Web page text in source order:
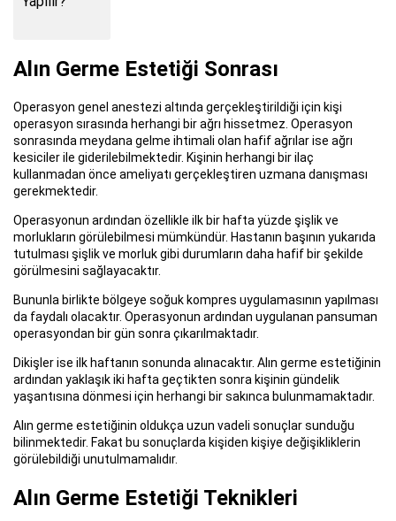
Alın Germe Estetiği Sonrası
Operasyon genel anestezi altında gerçekleştirildiği için kişi
operasyon sırasında herhangi bir ağrı hissetmez. Operasyon
sonrasında meydana gelme ihtimali olan hafif ağrılar ise ağrı
kesiciler ile giderilebilmektedir. Kişinin herhangi bir ilaç
kullanmadan önce ameliyatı gerçekleştiren uzmana danışması
gerekmektedir.
Operasyonun ardından özellikle ilk bir hafta yüzde şişlik ve
morlukların görülebilmesi mümkündür. Hastanın başının yukarıda
tutulması şişlik ve morluk gibi durumların daha hafif bir şekilde
görülmesini sağlayacaktır.
Bununla birlikte bölgeye soğuk kompres uygulamasının yapılması
da faydalı olacaktır. Operasyonun ardından uygulanan pansuman
operasyondan bir gün sonra çıkarılmaktadır.
Dikişler ise ilk haftanın sonunda alınacaktır. Alın germe estetiğinin
ardından yaklaşık iki hafta geçtikten sonra kişinin gündelik
yaşantısına dönmesi için herhangi bir sakınca bulunmamaktadır.
Alın germe estetiğinin oldukça uzun vadeli sonuçlar sunduğu
bilinmektedir. Fakat bu sonuçlarda kişiden kişiye değişikliklerin
görülebildiği unutulmamalıdır.
Alın Germe Estetiği Teknikleri